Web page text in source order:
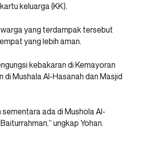
keluarga (KK).
yang terdampak tersebut
yang lebih aman.
kebakaran di Kemayoran
Mushala Al-Hasanah dan Masjid
sementara ada di Mushola Al-
ungkap Yohan.